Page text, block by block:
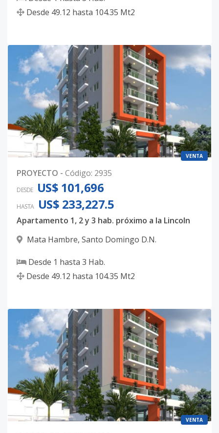
Desde 49.12 hasta 104.35 Mt2
VENTA
PROYECTO - Código: 2935
DESDE US$ 101,696
HASTA US$ 233,227.5
Apartamento 1, 2 y 3 hab. próximo a la Lincoln
Mata Hambre, Santo Domingo D.N.
Desde 1 hasta 3 Hab.
Desde 49.12 hasta 104.35 Mt2
VENTA